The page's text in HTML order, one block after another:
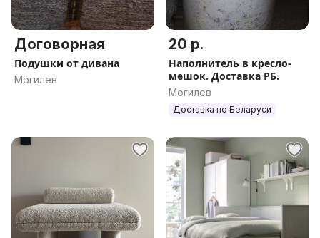
Договорная
Подушки от дивана
Могилев
20 р.
Наполнитель в кресло-
мешок. Доставка РБ.
Могилев
Доставка по Беларуси